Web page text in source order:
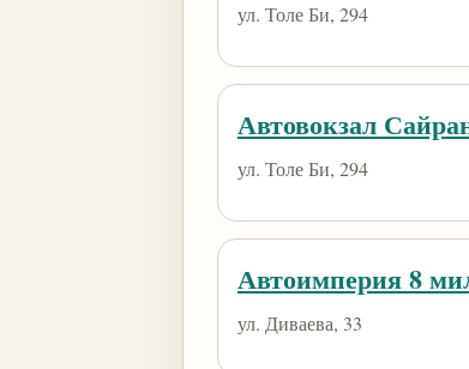
ул. Толе Би, 294
Автовокзал
ул. Толе Би, 294
Автоимперия 8
ул. Диваева, 33